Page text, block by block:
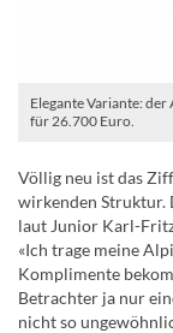
Elegante Variante: der
für 26.700 Euro.
Völlig neu ist das
wirkenden Struktur.
laut Junior Karl-
«Ich trage meine
Komplimente
Betrachter ja nur
nicht so